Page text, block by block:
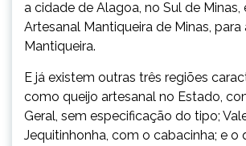
a cidade de Alagoa, no Sul de Minas,
Artesanal Mantiqueira de Minas, para
Mantiqueira.
E já existem outras três regiões
como queijo artesanal no Estado,
Geral, sem especificação do tipo;
Jequitinhonha, com o cabacinha; e o